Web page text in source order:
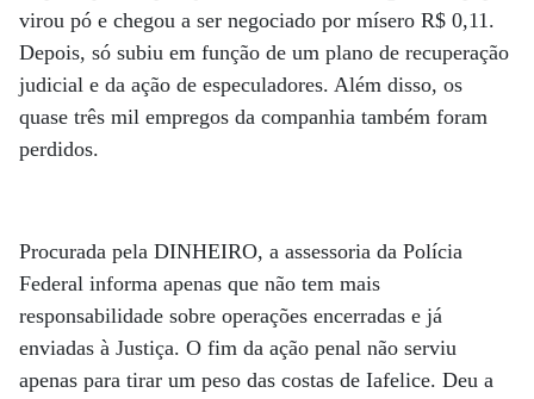
virou pó e chegou a ser negociado por mísero R$ 0,11.
Depois, só subiu em função de um plano de recuperação
judicial e da ação de especuladores. Além disso, os
quase três mil empregos da companhia também foram
perdidos.
Procurada pela DINHEIRO, a assessoria da Polícia
Federal informa apenas que não tem mais
responsabilidade sobre operações encerradas e já
enviadas à Justiça. O fim da ação penal não serviu
apenas para tirar um peso das costas de Iafelice. Deu a